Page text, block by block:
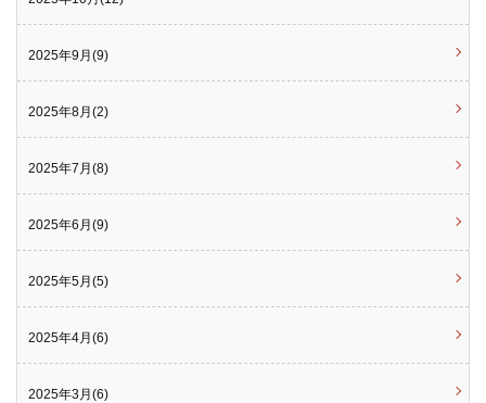
2025年9月(9)
2025年8月(2)
2025年7月(8)
2025年6月(9)
2025年5月(5)
2025年4月(6)
2025年3月(6)